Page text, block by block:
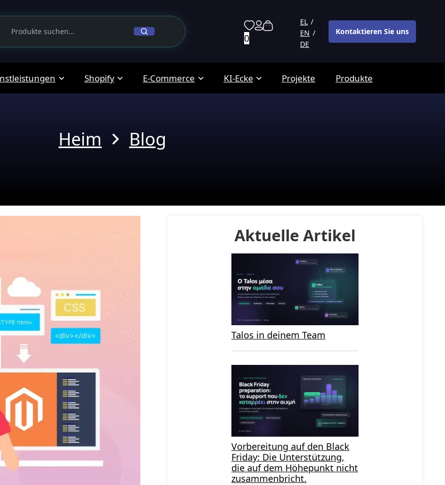
0
EL
EN
DE
Kontaktieren Sie uns
Shopify E-Commerce KI-Ecke Projekte Produkte
Heim Blog
Aktuelle Artikel
Talos in deinem Team
Vorbereitung auf den Black
Friday: Die Unterstützung,
die auf dem Höhepunkt nicht
zusammenbricht.